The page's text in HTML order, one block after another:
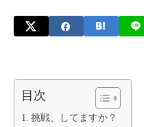
目次
挑戦、してますか？